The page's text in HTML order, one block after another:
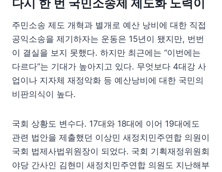
다시 한 번 국민소송제 제도화 노력이
주민소송 제도 개혁과 별개로 예산 낭비에 대한 직접
공익소송을 제기하자는 운동은 15년이 됐지만, 번번
이 결실을 보지 못했다. 하지만 최근에는 “이번에는
다르다”는 기대가 높아지고 있다. 무엇보다 4대강 사
업이나 지자체 재정악화 등 예산낭비에 대한 국민의
비판의식이 높다.
국회 상황도 변수다. 17대와 18대에 이어 19대에도
관련 법안을 제출했던 이상민 새정치민주연합 의원이
국회 법제사법위원장이 되었다. 국회 기획재정위원회
야당 간사인 김현미 새정치민주연합 의원도 지난해부